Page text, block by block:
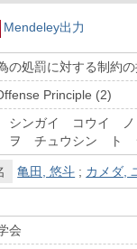
Mendeley出力
の処罰に対する制約
Principle (2)
シンガイ コウイ
ヲ チュウシン ト
亀田, 悠斗 ; カメダ,
会